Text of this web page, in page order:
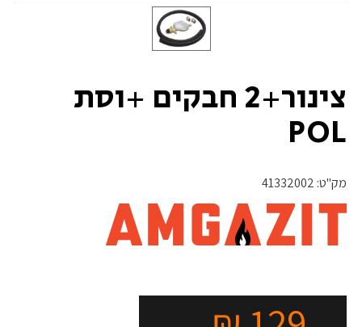
צינור+2 חבקים +וסת
POL
מק"ט: 41332002